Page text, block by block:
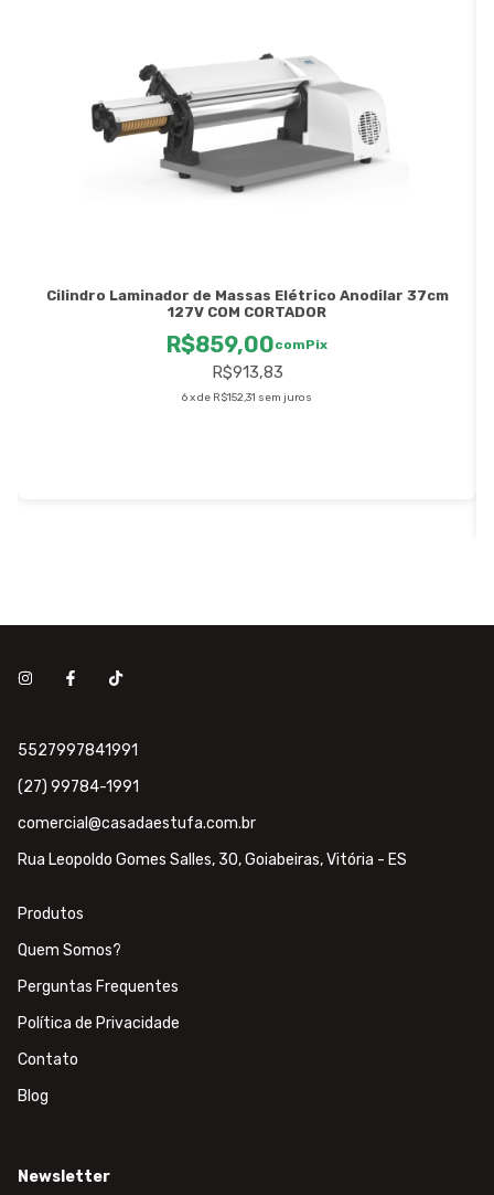
Cilindro Laminador de Massas Elétrico Anodilar 37cm
127V COM CORTADOR
R$913,83
6xde R$152,31 sem juros
R$859,00comPix
5527997841991
(27) 99784-1991
comercial@casadaestufa.com.br
Rua Leopoldo Gomes Salles, 30, Goiabeiras, Vitória - ES
Produtos
Quem Somos?
Perguntas Frequentes
Política de Privacidade
Contato
Blog
Newsletter